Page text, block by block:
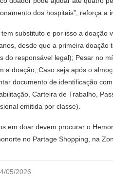
dos hospitais”, reforça a
substituto e por isso a doação
desde que a primeira
do responsável legal); Pesar no
a doação; Caso seja após o
documento de identificação
Carteira de Trabalho,
emitida por classe).
em doar devem procurar o
no Partage Shopping, na
05/2026